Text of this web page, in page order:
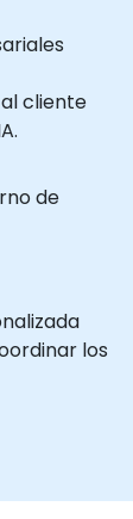
cliente
de
los